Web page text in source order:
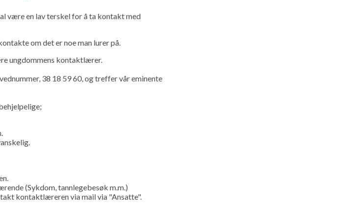
være en lav terskel for å ta kontakt med
om det er noe man lurer på.
ungdommens kontaktlærer.
38 18 59 60, og treffer vår eminente
(Sykdom, tannlegebesøk m.m.)
kontaktlæreren via mail via "Ansatte".